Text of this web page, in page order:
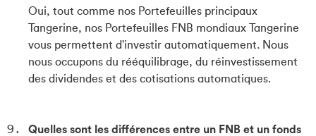
Oui, tout comme nos Portefeuilles principaux
Tangerine, nos Portefeuilles FNB mondiaux Tangerine
vous permettent d'investir automatiquement. Nous
nous occupons du rééquilibrage, du réinvestissement
des dividendes et des cotisations automatiques.
Quelles sont les différences entre un FNB et un fonds